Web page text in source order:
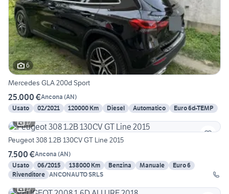
6
Mercedes GLA 200d Sport
25.000 €Ancona (AN)
Usato
02/2021 120000 Km Diesel Automatico
Euro 6d-TEMP
17
Peugeot 308 1.2B 130CV GT Line 2015
7.500 €Ancona (AN)
Usato
06/2015 138000 Km Benzina Manuale
Euro 6
Rivenditore ANCONAUTO SRLS
17